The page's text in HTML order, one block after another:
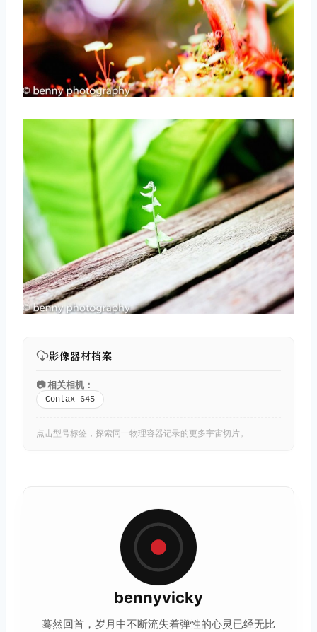
影像器材档案
📷 相关相机：
Contax 645
点击型号标签，探索同一物理容器记录的更多宇宙切片。
bennyvicky
蓦然回首，岁月中不断流失着弹性的心灵已经无比